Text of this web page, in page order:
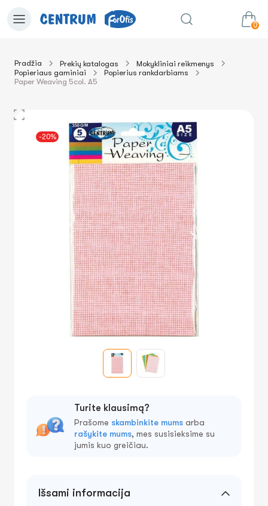
0
Į krepšelį Suma:
Pradžia Prekių katalogas
Mokykliniai reikmenys
Popieriaus gaminiai
Popierius rankdarbiams
Paper Weaving 5col. A5
-20%
Turite klausimą?
Prašome skambinkite mums arba
rašykite mums, mes susisieksime su
jumis kuo greičiau.
Išsami informacija